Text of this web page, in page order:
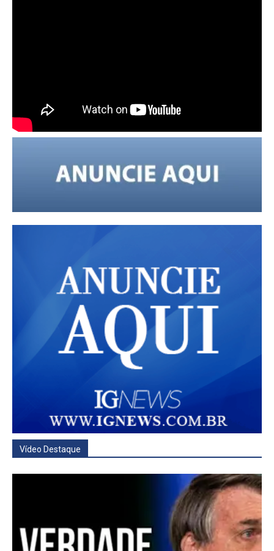
Vídeo Destaque